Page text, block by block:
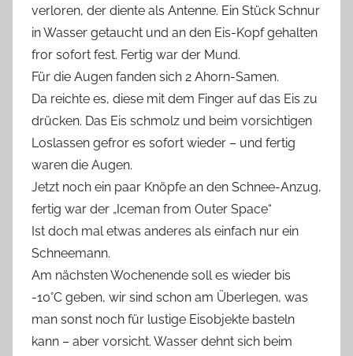
verloren, der diente als Antenne. Ein Stück Schnur
in Wasser getaucht und an den Eis-Kopf gehalten
fror sofort fest. Fertig war der Mund.
Für die Augen fanden sich 2 Ahorn-Samen.
Da reichte es, diese mit dem Finger auf das Eis zu
drücken. Das Eis schmolz und beim vorsichtigen
Loslassen gefror es sofort wieder – und fertig
waren die Augen.
Jetzt noch ein paar Knöpfe an den Schnee-Anzug,
fertig war der „Iceman from Outer Space“
Ist doch mal etwas anderes als einfach nur ein
Schneemann.
Am nächsten Wochenende soll es wieder bis
-10°C geben, wir sind schon am Überlegen, was
man sonst noch für lustige Eisobjekte basteln
kann – aber vorsicht. Wasser dehnt sich beim